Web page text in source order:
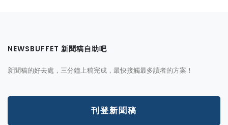
NEWSBUFFET 新聞稿自助吧
新聞稿的好去處，三分鐘上稿完成，最快接觸最多讀者的方案！
刊登新聞稿